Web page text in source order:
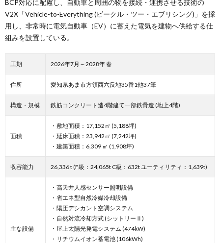
BCP対応に配慮し、自動車と周囲の物を接続・連携させる技術の
V2X「Vehicle-to-Everything (ビークル・ツー・エブリシング)」を採
用し、非常時に電気自動車（EV）に蓄えた電気を建物へ供給する仕
組みを設置している。
工期 2026年7月～2028年 春
住所 愛知県あま市方領西六反地35番1他37筆
構造・規模 鉄筋コンクリート造4階建て一部鉄骨造 (地上4階)
面積
・敷地面積：17,152㎡ (5,188坪)
・延床面積：23,942㎡ (7,242坪)
・建築面積：6,309 ㎡ (1,908坪)
収容能力 26,336 t (F級：24,065t C級：632t ユーティリティ：1,639t)
主な設備
・高天井人感センサー照明設備
・省エネ型自然冷媒冷却設備
・陽圧デシカント空調システム
・自然対流冷却方式 (シットリーⅡ)
・屋上太陽光発電システム (474kW)
・リチウムイオン蓄電池 (106kWh)